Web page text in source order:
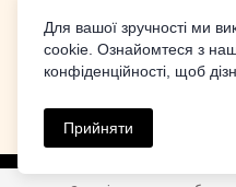
Design by
Для вашої зручності ми
cookie. Ознайомтеся з
конфіденційності, щоб
Прийняти
Made with